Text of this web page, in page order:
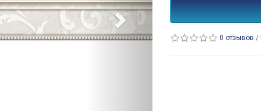
0 отзывов /